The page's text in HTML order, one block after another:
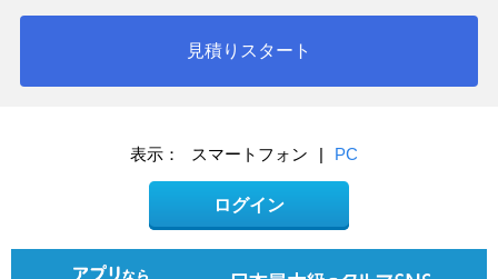
見積りスタート
表示： スマートフォン | PC
ログイン